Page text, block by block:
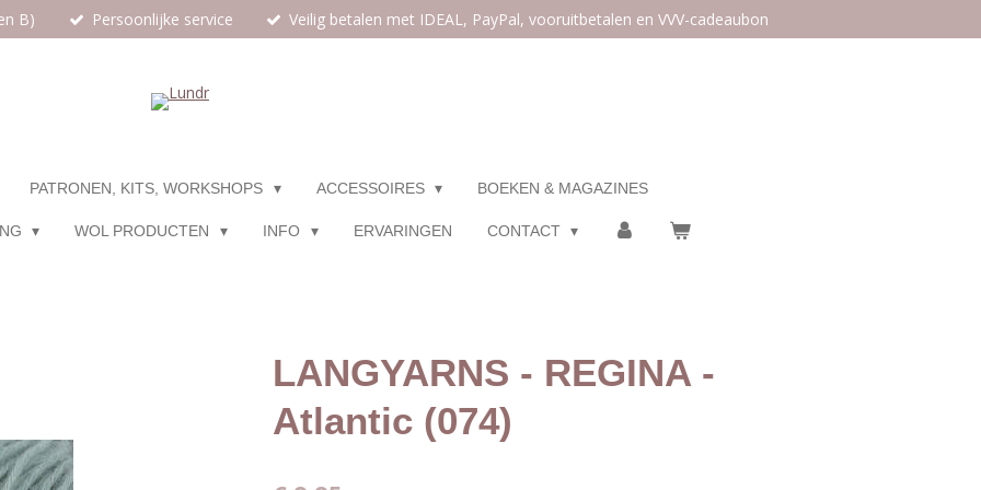
B) Persoonlijke service Veilig betalen met IDEAL, PayPal, vooruitbetalen en VVV-cadeaubon
PATRONEN, KITS, WORKSHOPS ACCESSOIRES BOEKEN & MAGAZINES
WOL PRODUCTEN INFO ERVARINGEN CONTACT
LANGYARNS - REGINA -
Atlantic (074)